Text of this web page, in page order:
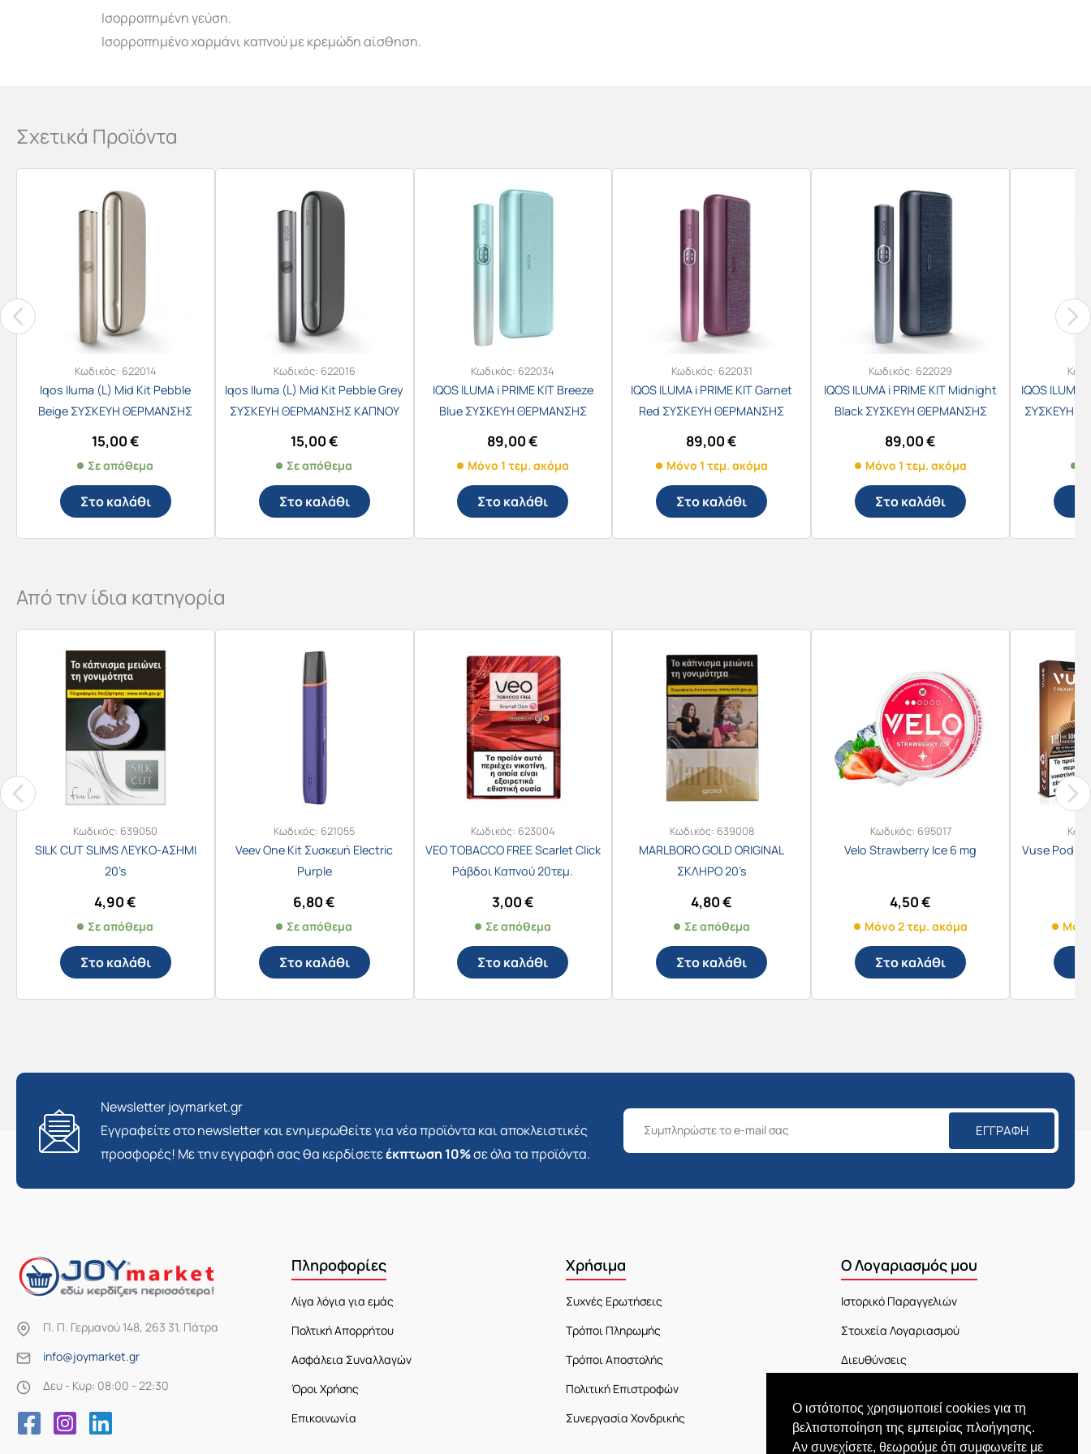
Ο ιστότοπος χρησιμοποιεί cookies για τη
βελτιστοποίηση της εμπειρίας πλοήγησης.
Αν συνεχίσετε, θεωρούμε ότι συμφωνείτε με
Ισορροπημένη γεύση.
Ισορροπημένο χαρμάνι καπνού με κρεμώδη αίσθηση.
Σχετικά Προϊόντα
Κωδικός: 622014
Iqos Iluma (L) Mid Kit Pebble
Beige ΣΥΣΚΕΥΗ ΘΕΡΜΑΝΣΗΣ
15,00€
Σε απόθεμα
Στο καλάθι
Κωδικός: 622016
Iqos Iluma (L) Mid Kit Pebble Grey
ΣΥΣΚΕΥΗ ΘΕΡΜΑΝΣΗΣ ΚΑΠΝΟΥ
15,00€
Σε απόθεμα
Στο καλάθι
Κωδικός: 622034
IQOS ILUMA i PRIME KIT Breeze
Blue ΣΥΣΚΕΥΗ ΘΕΡΜΑΝΣΗΣ
89,00€
Μόνο 1 τεμ. ακόμα
Στο καλάθι
Κωδικός: 622031
IQOS ILUMA i PRIME KIT Garnet
Red ΣΥΣΚΕΥΗ ΘΕΡΜΑΝΣΗΣ
89,00€
Μόνο 1 τεμ. ακόμα
Στο καλάθι
Κωδικός: 622029
IQOS ILUMA i PRIME KIT Midnight
Black ΣΥΣΚΕΥΗ ΘΕΡΜΑΝΣΗΣ
89,00€
Μόνο 1 τεμ. ακόμα
Στο καλάθι
IQOS ILUMA
ΣΥΣΚΕΥΗ
Από την ίδια κατηγορία
Κωδικός: 639050
SILK CUT SLIMS ΛΕΥΚΟ-ΑΣΗΜΙ
20’s
4,90€
Σε απόθεμα
Στο καλάθι
Κωδικός: 621055
Veev One Kit Συσκευή Electric
Purple
6,80€
Σε απόθεμα
Στο καλάθι
Κωδικός: 623004
VEO TOBACCO FREE Scarlet Click
Ράβδοι Καπνού 20τεμ.
3,00€
Σε απόθεμα
Στο καλάθι
Κωδικός: 639008
MARLBORO GOLD ORIGINAL
ΣΚΛΗΡΟ 20’s
4,80€
Σε απόθεμα
Στο καλάθι
Κωδικός: 695017
Velo Strawberry Ice 6 mg
4,50€
Μόνο 2 τεμ. ακόμα
Στο καλάθι
Vuse Pod
Newsletter joymarket.gr
Εγγραφείτε στο newsletter και ενημερωθείτε για νέα προϊόντα και αποκλειστικές
προσφορές! Με την εγγραφή σας θα κερδίσετεέκπτωση 10%σε όλα τα προϊόντα.
ΕΓΓΡΑΦΉ
Π. Π. Γερμανού 148, 263 31, Πάτρα
info@joymarket.gr
Δευ - Κυρ: 08:00 - 22:30
Πληροφορίες
Λίγα λόγια για εμάς
Πολτική Απορρήτου
Ασφάλεια Συναλλαγών
Όροι Χρήσης
Επικοινωνία
Χρήσιμα
Συχνές Ερωτήσεις
Τρόποι Πληρωμής
Τρόποι Αποστολής
Πολιτική Επιστροφών
Συνεργασία Χονδρικής
Ο Λογαριασμός μου
Ιστορικό Παραγγελιών
Στοιχεία Λογαριασμού
Διευθύνσεις
Εξέλιξη Παραγγελίας